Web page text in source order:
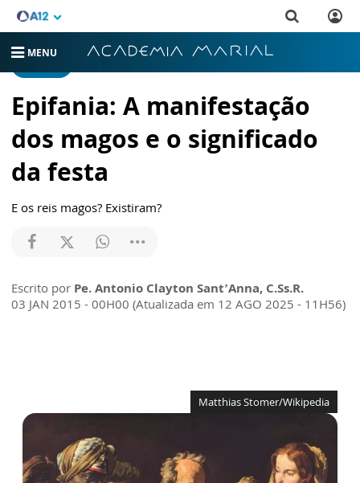
MENU
Epifania: A manifestação
dos magos e o significado
da festa
E os reis magos? Existiram?
Escrito por Pe. Antonio Clayton Sant’Anna, C.Ss.R.
03 JAN 2015 - 00H00 (Atualizada em 12 AGO 2025 - 11H56)
Matthias Stomer/Wikipedia